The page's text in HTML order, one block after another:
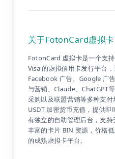
关于FotonCard虚拟
FotonCard 虚拟卡是一个支
Visa 的虚拟信用卡发行平台，
Facebook 广告、Google 广
与营销、Claude、ChatGPT
采购以及联盟营销等多种支
USDT 加密货币充值，提供即
有独立的自助管理后台，支
丰富的卡片 BIN 资源，价格
的成熟虚拟卡平台。